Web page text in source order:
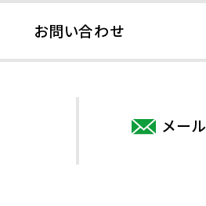
お問い合わせ
メール